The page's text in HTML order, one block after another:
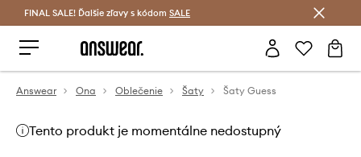
Šetrite s Answear Club >
FINAL SALE! Ďalšie zľavy s kódom SALE
Answear Ona Oblečenie Šaty Šaty Guess
Tento produkt je momentálne nedostupný